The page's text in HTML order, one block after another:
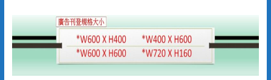
捐「300萬」助熊本震災重建